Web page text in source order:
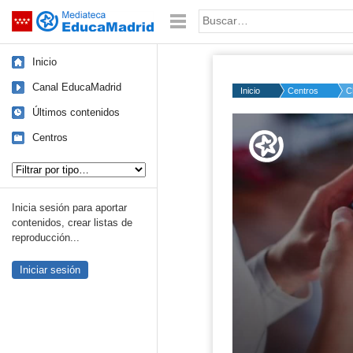
Saltar navegación Palabra o frase:
Inicio
Canal EducaMadrid
Últimos contenidos
Centros
Inicia sesión para aportar
contenidos, crear listas de
reproducción...
Iniciar sesión
Inicio Centros
50%